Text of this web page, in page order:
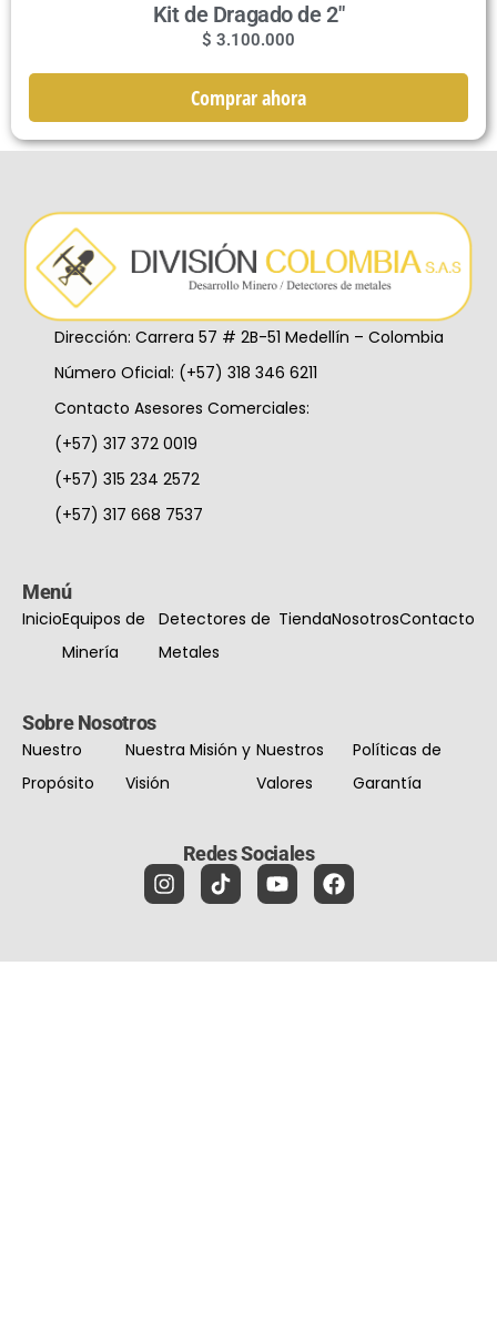
Kit de Dragado de 2″
$ 3.100.000
Comprar ahora
Dirección: Carrera 57 # 2B-51 Medellín – Colombia
Número Oficial: (+57) 318 346 6211
Contacto Asesores Comerciales:
(+57) 317 372 0019
(+57) 315 234 2572
(+57) 317 668 7537
Menú
InicioEquipos de
Minería
Detectores de
Metales
TiendaNosotrosContacto
Sobre Nosotros
Nuestro
Propósito
Nuestra Misión y
Visión
Nuestros
Valores
Políticas de
Garantía
Redes Sociales